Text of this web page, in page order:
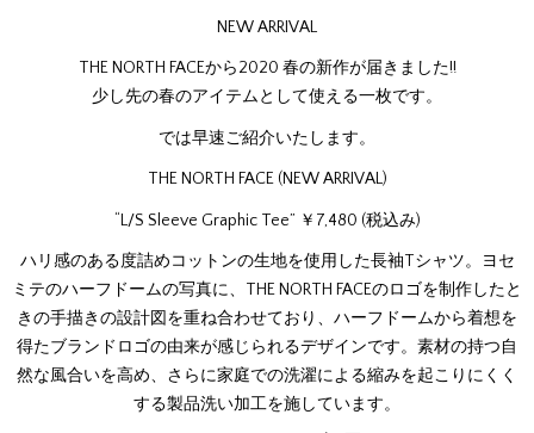
NEW ARRIVAL
THE NORTH FACEから2020 春の新作が届きました!!
少し先の春のアイテムとして使える一枚です。
では早速ご紹介いたします。
THE NORTH FACE (NEW ARRIVAL)
“L/S Sleeve Graphic Tee” ￥7,480 (税込み)
ハリ感のある度詰めコットンの生地を使用した長袖Tシャツ。ヨセ
ミテのハーフドームの写真に、THE NORTH FACEのロゴを制作したと
きの手描きの設計図を重ね合わせており、ハーフドームから着想を
得たブランドロゴの由来が感じられるデザインです。素材の持つ自
然な風合いを高め、さらに家庭での洗濯による縮みを起こりにくく
する製品洗い加工を施しています。